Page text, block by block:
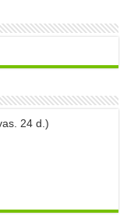
24 d.)